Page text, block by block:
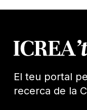
El teu portal
recerca de la